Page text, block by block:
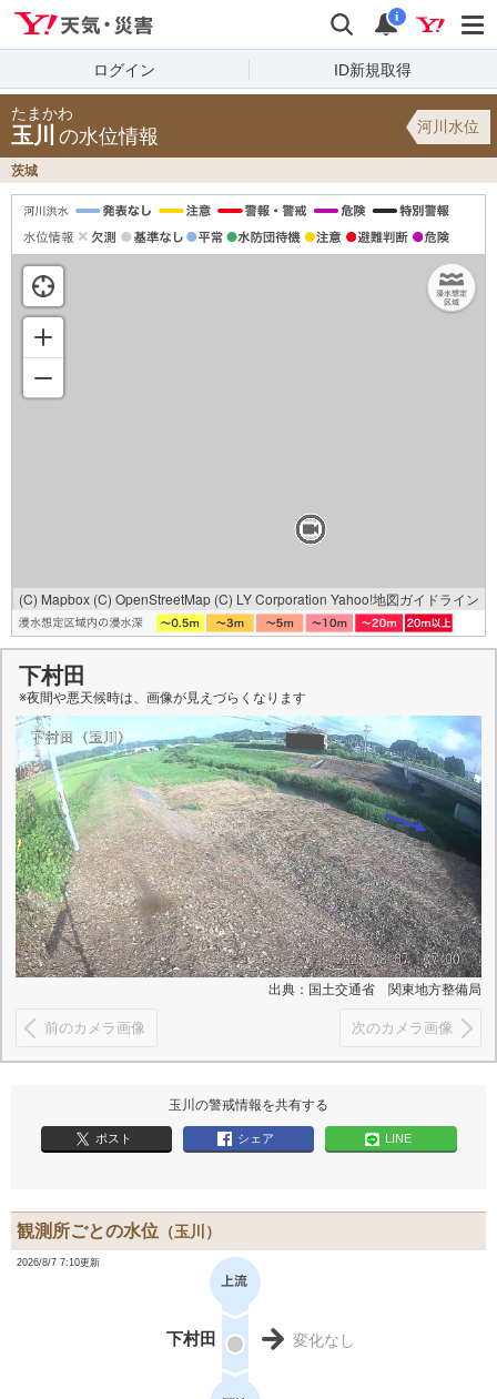
検索 通知
i
ログイン ID新規取得
たまかわ
玉川 の水位情報 河川水位
茨城
(C) Mapbox (C) OpenStreetMap (C) LY Corporation Yahoo!地図ガイドライン
下村田
※夜間や悪天候時は、 画像が見えづらくなります
出典：国土交通省 関東地方整備局
前のカメラ画像 次のカメラ画像
玉川の警戒情報を共有する
ポスト シェア LINE
観測所ごとの水位 （玉川）
2026/8/7 7:10更新
下村田 変化なし